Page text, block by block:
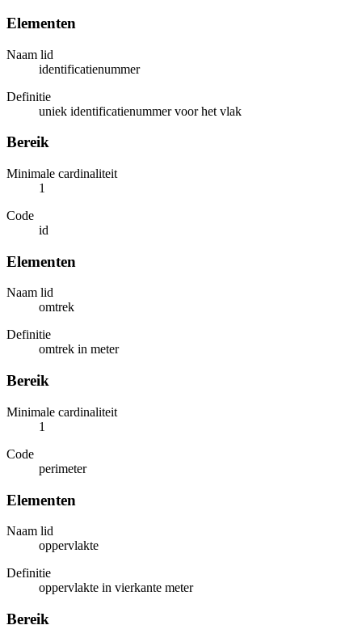
Elementen
Naam lid
identificatienummer
Definitie
uniek identificatienummer voor het vlak
Bereik
Minimale cardinaliteit
1
Code
id
Elementen
Naam lid
omtrek
Definitie
omtrek in meter
Bereik
Minimale cardinaliteit
1
Code
perimeter
Elementen
Naam lid
oppervlakte
Definitie
oppervlakte in vierkante meter
Bereik